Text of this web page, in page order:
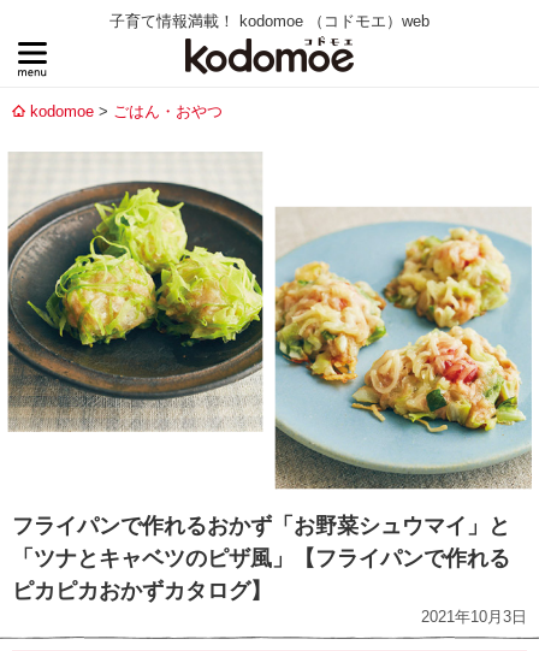
子育て情報満載！ kodomoe （コドモエ）web
kodomoe ごはん・おやつ
フライパンで作れるおかず「お野菜シュウマイ」と
「ツナとキャベツのピザ風」【フライパンで作れる
ピカピカおかずカタログ】
2021年10月3日